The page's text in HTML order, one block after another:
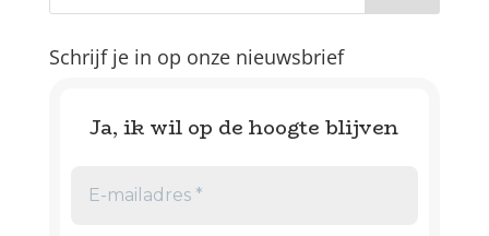
Schrijf je in op onze nieuwsbrief
Ja, ik wil op de hoogte blijven